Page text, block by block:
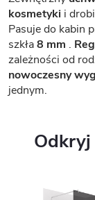
kosmetyki i
Pasuje do kabin
szkła8 mm .
zależności od
nowoczesny
jednym.
Odkryj